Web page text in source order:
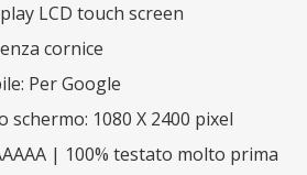
LCD touch screen
cornice
Per Google
schermo: 1080 X 2400 pixel
| 100% testato molto prima